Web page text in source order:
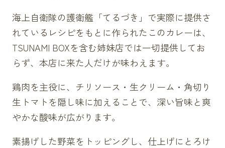
海上自衛隊の護衛艦「てるづき」で実際に提供さ
れているレシピをもとに作られたこのカレーは、
TSUNAMI BOXを含む姉妹店では一切提供してお
らず、本店に来た人だけが味わえます。
鶏肉を主役に、チリソース・生クリーム・角切り
生トマトを隠し味に加えることで、深い旨味と爽
やかな酸味が広がります。
素揚げした野菜をトッピングし、仕上げにとろけ